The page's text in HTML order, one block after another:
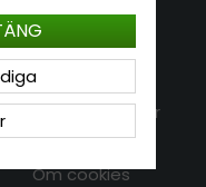
Information
Om Hatshop.se
Populära sökningar
Nyhetsbrev
Om cookies